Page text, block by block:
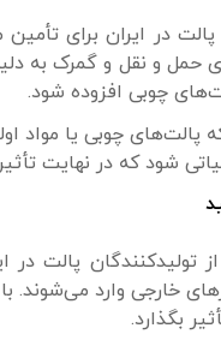
پالت در ایران برای
حمل و نقل و گمرک به
چوبی افزوده شود.
پالت‌های چوبی یا مواد
شود که در نهایت
تولیدکنندگان پالت
خارجی وارد
بگذارد.